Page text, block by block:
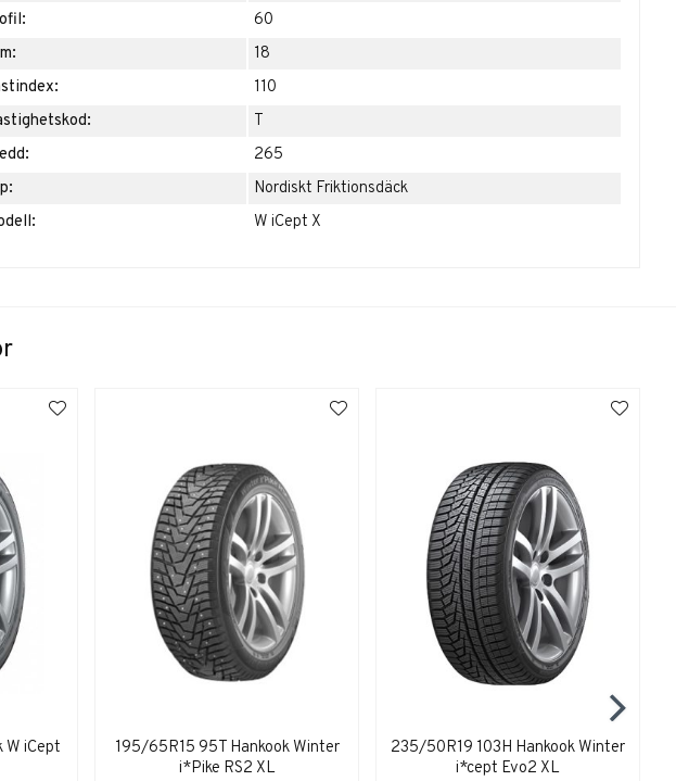
60
18
110
T
265
Nordiskt Friktionsdäck
W iCept X
W iCept
195/65R15 95T Hankook Winter
i*Pike RS2 XL
235/50R19 103H Hankook Winter
i*cept Evo2 XL